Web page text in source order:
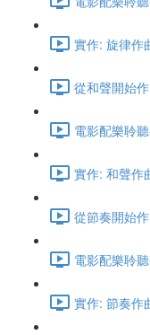
實作: 旋律作
從和聲開始
電影配樂聆
實作: 和聲作
從節奏開始
電影配樂聆
實作: 節奏作